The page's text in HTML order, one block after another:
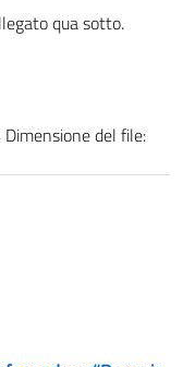
qua sotto.
Dimensione del file: